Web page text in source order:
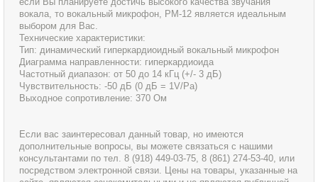
вокала, то вокальный микрофон, PM-12 является идеальным
выбором для Вас.
Технические характеристики:
Тип: динамический гиперкардиоидный вокальный микрофон
Диаграмма направленности: гиперкардиоида
Частотный диапазон: от 50 до 14 кГц (+/- 3 дБ)
Чувствительность: -50 дБ (0 дБ = 1V/Pa)
Выходное сопротивление: 370 Ом
Если вас заинтересовал данный товар, но имеются
дополнительные вопросы, вы можете связаться с нашими
консультантами по тел. 8 (918) 449-03-75, 8 (861) 274-53-40, или
посредством электронной связи. Цены на товары, указанные на